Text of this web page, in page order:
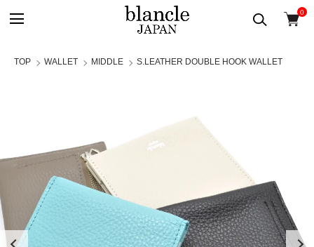
0
TOP WALLET MIDDLE S.LEATHER DOUBLE HOOK WALLET